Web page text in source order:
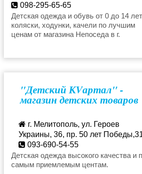
098-295-65-65
nepossedda@ukr.net
Детская одежда и обувь от 0 до 14
коляски, ходунки, качели по лучшим
ценам от магазина Непоседа в г.
"Детский КVартал" -
магазин детских товаров
г. Мелитополь, ул. Героев
Украины, 36, пр. 50 лет
093-690-54-55
avetysyans@ukr.net
Детская одежда высокого качества и
самым приемлемым центам.